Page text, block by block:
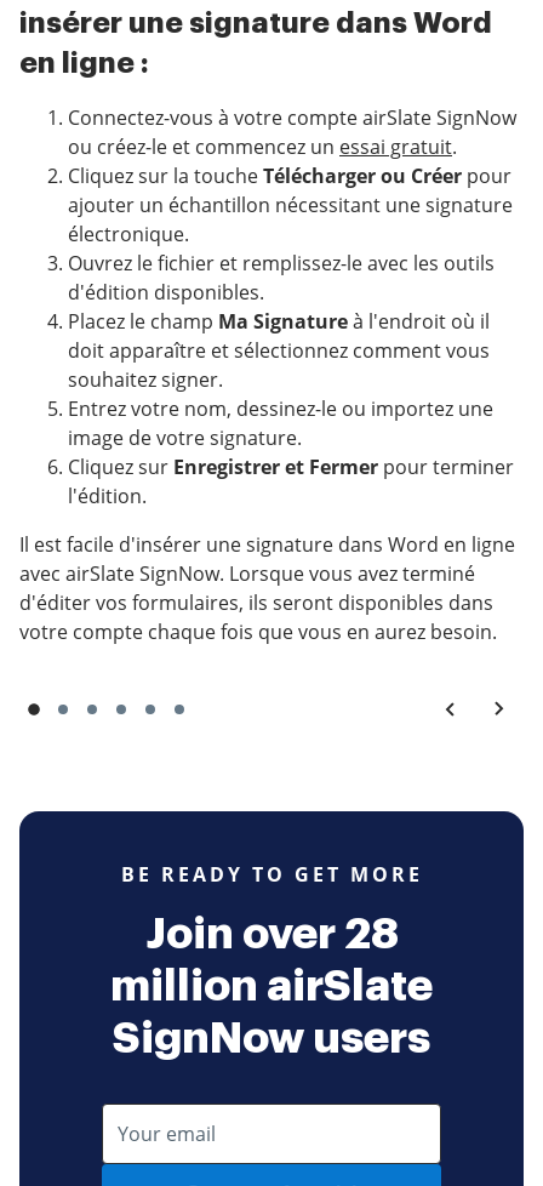
insérer une signature dans Word
en ligne :
Connectez-vous à votre compte airSlate SignNow
ou créez-le et commencez un essai gratuit.
Cliquez sur la toucheTélécharger ou Créer pour
ajouter un échantillon nécessitant une signature
électronique.
Ouvrez le fichier et remplissez-le avec les outils
d'édition disponibles.
Placez le champ Ma Signatureà l'endroit où il
doit apparaître et sélectionnez comment vous
souhaitez signer.
Entrez votre nom, dessinez-le ou importez une
image de votre signature.
Cliquez sur Enregistrer et Fermer pour terminer
l'édition.
Il est facile d'insérer une signature dans Word en ligne
avec airSlate SignNow. Lorsque vous avez terminé
d'éditer vos formulaires, ils seront disponibles dans
votre compte chaque fois que vous en aurez besoin.
BE READY TO GET MORE
Join over 28
million airSlate
SignNow users